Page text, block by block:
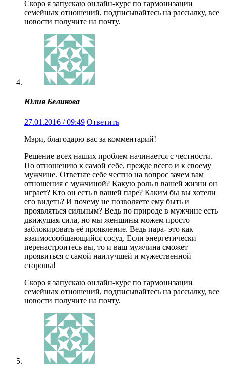
Скоро я запускаю онлайн-курс по гармонизации
семейных отношений, подписывайтесь на рассылку, все
новости получите на почту.
Юлия Беликова
27.01.2016 / 09:49 Ответить
Мэри, благодарю вас за комментарий!
Решение всех наших проблем начинается с честности.
По отношению к самой себе, прежде всего и к своему
мужчине. Ответьте себе честно на вопрос зачем вам
отношения с мужчиной? Какую роль в вашей жизни он
играет? Кто он есть в вашей паре? Каким бы вы хотели
его видеть? И почему не позволяете ему быть и
проявляться сильным? Ведь по природе в мужчине есть
движущая сила, но мы женщины можем просто
заблокировать её проявление. Ведь пара- это как
взаимосообщающийся сосуд. Если энергетически
перенастроитесь вы, то и ваш мужчина сможет
проявиться с самой наилучшей и мужественной
стороны!
Скоро я запускаю онлайн-курс по гармонизации
семейных отношений, подписывайтесь на рассылку, все
новости получите на почту.